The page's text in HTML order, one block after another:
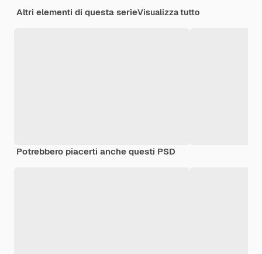
Altri elementi di questa serieVisualizza tutto
Potrebbero piacerti anche questi PSD